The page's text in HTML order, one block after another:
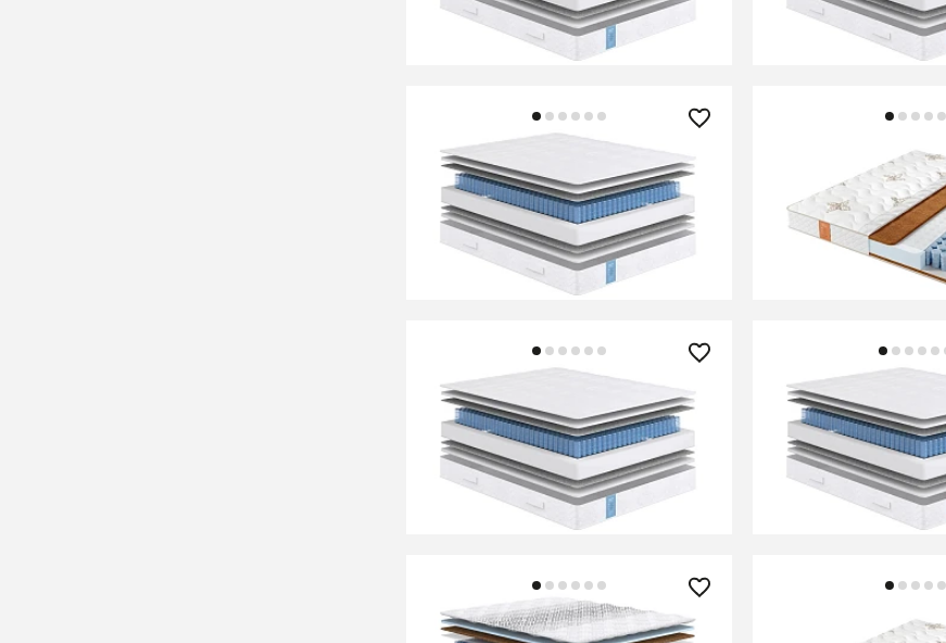
В КОРЗИНУ В
26 450 ₽
Матрас Classic Standart Soft
В КОРЗИНУ
Матрас Comfort
В
17 630 ₽
Матрас Classic Standart Soft
В КОРЗИНУ
29 810 ₽
Матрас Classic
В
41 990 ₽